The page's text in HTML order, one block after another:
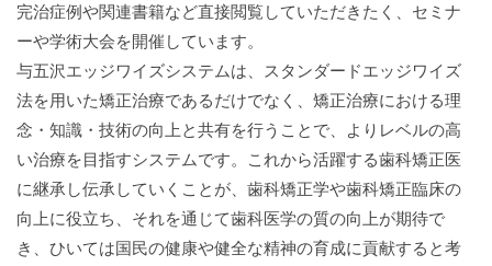
完治症例や関連書籍など直接閲覧していただきたく、セミナ
ーや学術大会を開催しています。
与五沢エッジワイズシステムは、スタンダードエッジワイズ
法を用いた矯正治療であるだけでなく、矯正治療における理
念・知識・技術の向上と共有を行うことで、よりレベルの高
い治療を目指すシステムです。これから活躍する歯科矯正医
に継承し伝承していくことが、歯科矯正学や歯科矯正臨床の
向上に役立ち、それを通じて歯科医学の質の向上が期待で
き、ひいては国民の健康や健全な精神の育成に貢献すると考